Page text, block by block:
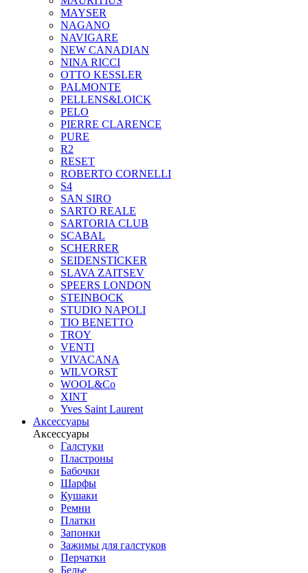
MAYSER
NAGANO
NAVIGARE
NEW CANADIAN
NINA RICCI
OTTO KESSLER
PALMONTE
PELLENS&LOICK
PELO
PIERRE CLARENCE
PURE
R2
RESET
ROBERTO CORNELLI
S4
SAN SIRO
SARTO REALE
SARTORIA CLUB
SCABAL
SCHERRER
SEIDENSTICKER
SLAVA ZAITSEV
SPEERS LONDON
STEINBOCK
STUDIO NAPOLI
TIO BENETTO
TROY
VENTI
VIVACANA
WILVORST
WOOL&Co
XINT
Yves Saint Laurent
Аксессуары
Аксессуары
Галстуки
Пластроны
Бабочки
Шарфы
Кушаки
Ремни
Платки
Запонки
Зажимы для галстуков
Перчатки
Белье